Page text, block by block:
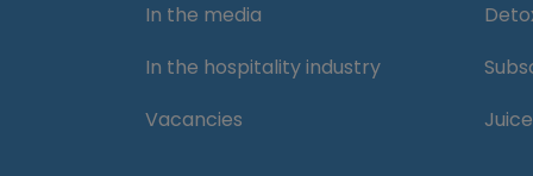
In the media
In the hospitality industry
Vacancies